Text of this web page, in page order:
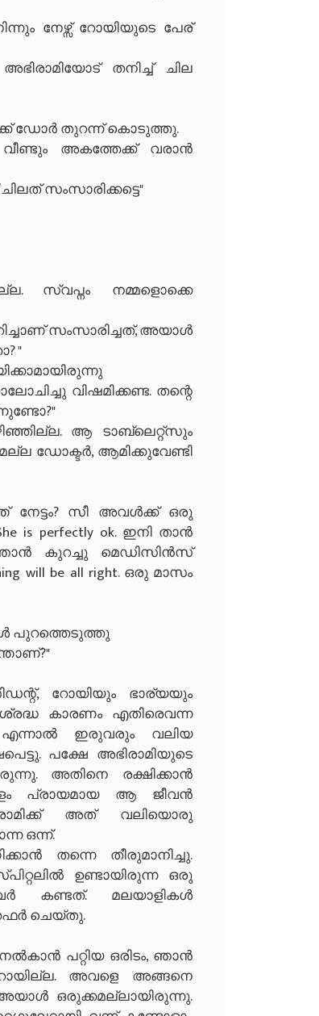
നേഴ്സ് റോയിയുടെ പേര്
തനിച്ച് ചില
ഡോർ തുറന്ന് കൊടുത്തു.
അകത്തേക്ക് വരാൻ
സംസാരിക്കട്ടെ"
സ്വപ്നം നമ്മളൊക്കെ
സംസാരിച്ചത്, അയാൾ
"
വിഷമിക്കണ്ട. തന്റെ
ആ ടാബ്ലെറ്റ്സും
ഡോക്ടർ, ആമിക്കുവേണ്ടി
നേട്ടം? സീ അവൾക്ക് ഒരു
perfectly ok. ഇനി താൻ
കുറച്ചു മെഡിസിൻസ്
will be all right. ഒരു മാസം
പുറത്തെടുത്തു
റോയിയും ഭാര്യയും
കാരണം എതിരെവന്ന
എന്നാൽ ഇരുവരും വലിയ
പക്ഷേ അഭിരാമിയുടെ
അതിനെ രക്ഷിക്കാൻ
പ്രായമായ ആ ജീവൻ
അത്‌ വലിയൊരു
ഒന്ന്.
തന്നെ തീരുമാനിച്ചു.
ഉണ്ടായിരുന്ന ഒരു
കണ്ടത്. മലയാളികൾ
ചെയ്തു.
പറ്റിയ ഒരിടം, ഞാൻ
അവളെ അങ്ങനെ
ഒരുക്കമല്ലായിരുന്നു.